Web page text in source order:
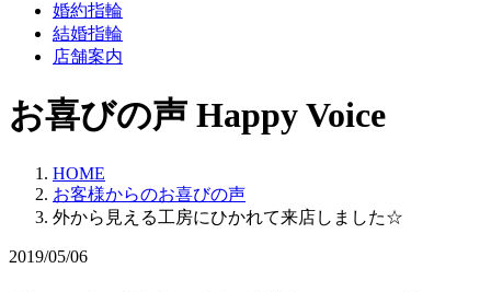
婚約指輪
結婚指輪
店舗案内
お喜びの声 Happy Voice
HOME
お客様からのお喜びの声
外から見える工房にひかれて来店しました☆
2019/05/06